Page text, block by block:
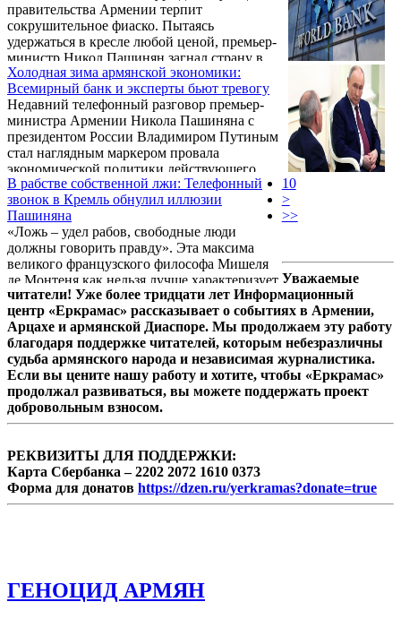
обещаниями, а стратегические партнеры,
уставшие от двуличия армянского
руководства, перешли к языку
ультиматумов. Анализ последних событий
наглядно демонстрирует низкое качество
государственного управления, которое ...
правительства Армении терпит
сокрушительное фиаско. Пытаясь
удержаться в кресле любой ценой, премьер-
министр Никол Пашинян загнал страну в
глубочайший кризис. Сегодня армянское
государство оказалось в тисках между
невыполнимыми обещаниями Западу и
критической экономической зависимостью
от традиционных партнеров. При этом
платить за провальную «сделочную»
дипломатию властей предстоит рядовым
гражданам.
Холодная зима армянской экономики:
Всемирный банк и эксперты бьют тревогу
Недавний телефонный разговор премьер-
министра Армении Никола Пашиняна с
президентом России Владимиром Путиным
стал наглядным маркером провала
экономической политики действующего
армянского правительства. Во время беседы
глава Кабмина был вынужден просить
российского лидера вмешаться и
урегулировать вопрос ограничений на
экспорт армянской продукции. Этот шаг
выглядит откровенным диссонансом на
фоне недавней предвыборной кампании,
когда Пашинян самоуверенно призывал
бизнес не беспокоиться, раздавал ...
В рабстве собственной лжи: Телефонный
звонок в Кремль обнулил иллюзии
Пашиняна
«Ложь – удел рабов, свободные люди
должны говорить правду». Эта максима
великого французского философа Мишеля
де Монтеня как нельзя лучше характеризует
действующую власть Армении во главе с
Николом Пашиняном, которая сама себя
загнала в рабскую зависимость от
собственных несбыточных посулов.
10
>
>>
Уважаемые
читатели! Уже более тридцати лет Информационный
центр «Еркрамас» рассказывает о событиях в Армении,
Арцахе и армянской Диаспоре. Мы продолжаем эту работу
благодаря поддержке читателей, которым небезразличны
судьба армянского народа и независимая журналистика.
Если вы цените нашу работу и хотите, чтобы «Еркрамас»
продолжал развиваться, вы можете поддержать проект
добровольным взносом.
РЕКВИЗИТЫ ДЛЯ ПОДДЕРЖКИ:
Карта Сбербанка – 2202 2072 1610 0373
Форма для донатов https://dzen.ru/yerkramas?donate=true
ГЕНОЦИД АРМЯН